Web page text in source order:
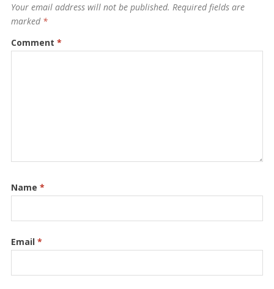
Your email address will not be published. Required fields are
marked *
Comment *
Name *
Email *